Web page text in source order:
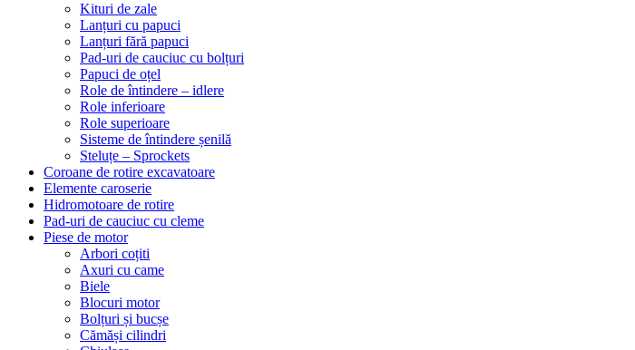
Kituri de zale
Lanțuri cu papuci
Lanțuri fără papuci
Pad-uri de cauciuc cu bolțuri
Papuci de oțel
Role de întindere – idlere
Role inferioare
Role superioare
Sisteme de întindere șenilă
Steluțe – Sprockets
Coroane de rotire excavatoare
Elemente caroserie
Hidromotoare de rotire
Pad-uri de cauciuc cu cleme
Piese de motor
Arbori coțiti
Axuri cu came
Biele
Blocuri motor
Bolțuri și bucșe
Cămăși cilindri